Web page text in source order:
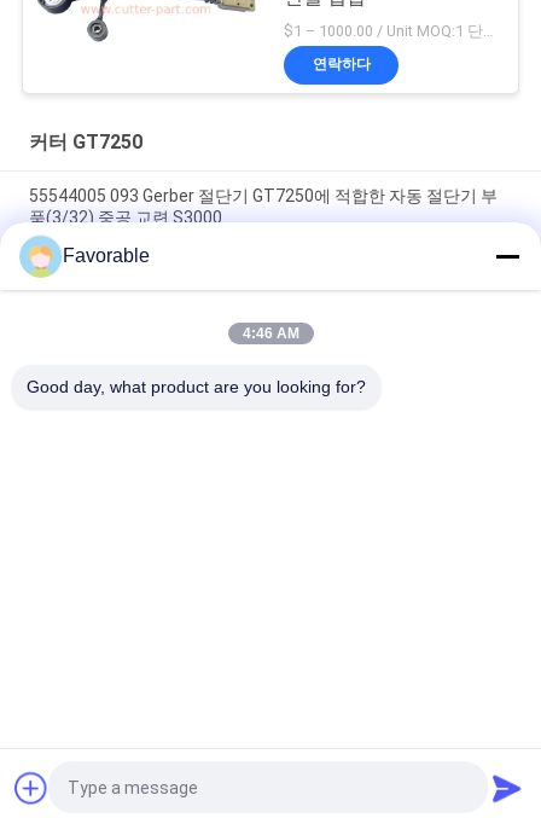
연락하다
커터 GT7250
55544005 093 Gerber 절단기 GT7250에 적합한 자동 절단기 부
품(3/32) 중공 교련 S3000
블루 게르버 커터 GT7250 톰슨 베어링 #SSE-M20-0PN-WW
153500557
465500367 헥스 Nipple Brass FTG Wetherhead 3325X2 가버 커
Favorable
4:46 AM
Good day, what product are you looking for?